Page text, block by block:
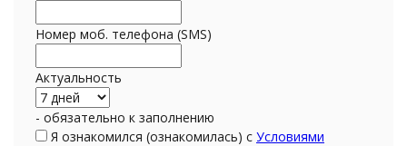
Номер моб. телефона (SMS)
Актуальность
- обязательно к заполнению
Я ознакомился (ознакомилась) с Условиями